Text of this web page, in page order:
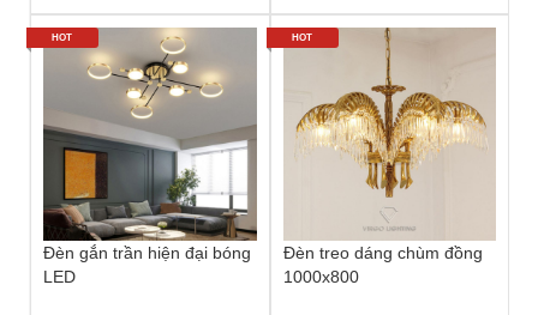
Đèn gắn trần hiện đại bóng
LED
HOT
Đèn treo dáng chùm đồng
1000x800
HOT